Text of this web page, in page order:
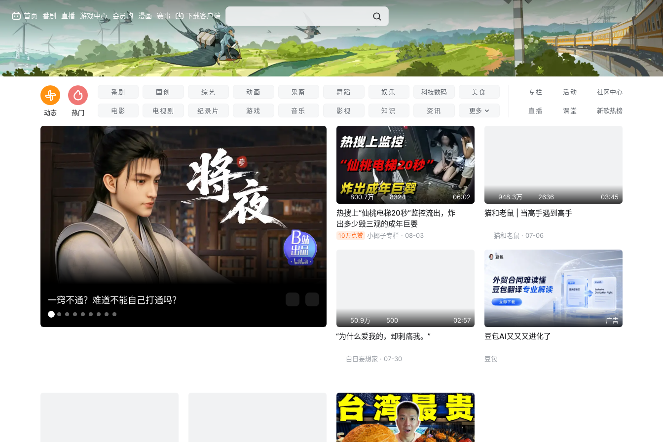
首页 番剧 直播 游戏中心 会员购 漫画 赛事 下载客户端
动态 热门
番剧
电影
国创
电视剧
综艺
纪录片
动画
游戏
鬼畜
音乐
舞蹈
影视
娱乐
知识
科技数码
资讯
美食
更多
专栏
直播
活动
课堂
社区中心
新歌热榜
一窍不通？难道不能自己打通吗？
800.7万 8324 06:02
热搜上“仙桃电梯20秒”监控流出，炸
出多少毁三观的成年巨婴
10万点赞 小椰子专栏 · 08-03
948.3万 2636 03:45
猫和老鼠 | 当高手遇到高手
猫和老鼠 · 07-06
50.9万 500 02:57
“为什么爱我的，却刺痛我。”
白日妄想家 · 07-30
广告
豆包AI又又又进化了
豆包